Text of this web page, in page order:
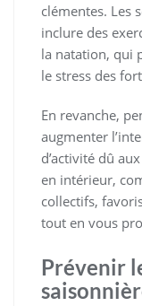
clémentes. Les
inclure des
la natation, qui
le stress des
En revanche,
augmenter
d’activité dû
en intérieur,
collectifs,
tout en vous
Prévenir